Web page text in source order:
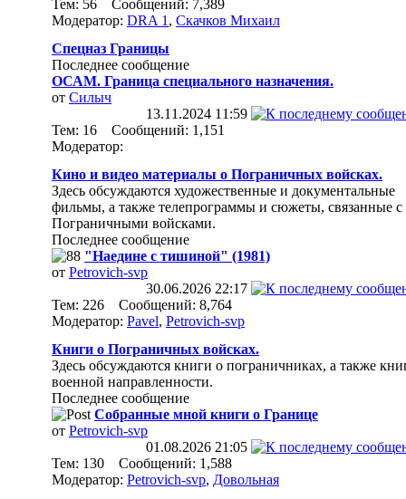
Тем: 56 Сообщений: 7,389
Модератор: DRA 1 , Скачков Михаил
Спецназ Границы
Последнее сообщение
ОСАМ. Граница специального назначения.
от Силыч
13.11.2024 11:59
Тем: 16 Сообщений: 1,151
Модератор:
Кино и видео материалы о Пограничных войсках.
Здесь обсуждаются художественные и документальные
фильмы, а также телепрограммы и сюжеты, связанные с
Пограничными войсками.
Последнее сообщение
"Наедине с тишиной" (1981)
от Petrovich-svp
30.06.2026 22:17
Тем: 226 Сообщений: 8,764
Модератор: Pavel, Petrovich-svp
Книги о Пограничных войсках.
Здесь обсуждаются книги о пограничниках, а также
военной направленности.
Последнее сообщение
Собранные мной книги о Границе
от Petrovich-svp
01.08.2026 21:05
Тем: 130 Сообщений: 1,588
Модератор: Petrovich-svp, Довольная